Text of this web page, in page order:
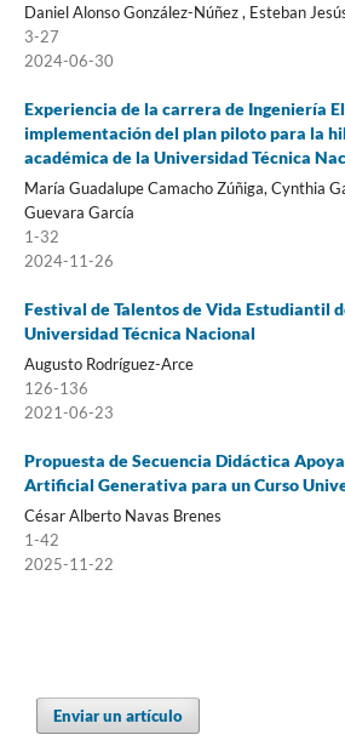
Daniel Alonso González-Núñez , Esteban
3-27
2024-06-30
Experiencia de la carrera de Ingeniería
implementación del plan piloto para la
académica de la Universidad Técnica
María Guadalupe Camacho Zúñiga, Cynthia
Guevara García
1-32
2024-11-26
Festival de Talentos de Vida Estudiantil
Universidad Técnica Nacional
Augusto Rodríguez-Arce
126-136
2021-06-23
Propuesta de Secuencia Didáctica
Artificial Generativa para un Curso
César Alberto Navas Brenes
1-42
2025-11-22
Enviar un artículo